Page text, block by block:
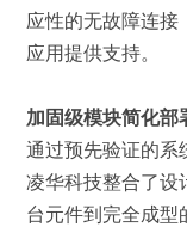
应性的无故障连接
应用提供支持。
加固级模块简化部
通过预先验证的系
凌华科技整合了设
台元件到完全成型